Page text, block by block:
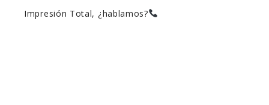
Impresión Total, ¿hablamos?